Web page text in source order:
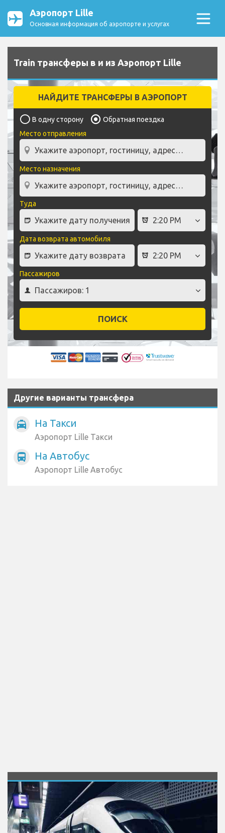
Аэропорт Lille
Основная информация об аэропорте и услугах
Train трансферы в и из Аэропорт Lille
НАЙДИТЕ ТРАНСФЕРЫ В АЭРОПОРТ
В одну сторону
Обратная поездка
Место отправления
Место назначения
Туда
Дата возврата автомобиля
Пассажиров
ПОИСК
Другие варианты трансфера
local_taxi На Такси
Аэропорт Lille Такси
directions_bus На Автобус
Аэропорт Lille Автобус